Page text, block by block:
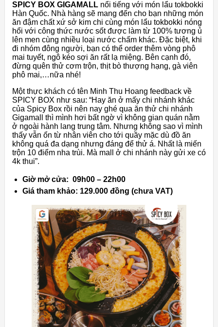
SPICY BOX GIGAMALL nổi tiếng với món lẩu tokbokki
Hàn Quốc. Nhà hàng sẽ mang đến cho bạn những món
ăn đậm chất xứ sở kim chi cùng món lẩu tokbokki nóng
hổi với công thức nước sốt được làm từ 100% tương ủ
lên men cùng nhiều loại nước chấm khác. Đặc biệt, khi
đi nhóm đông người, bạn có thể order thêm vòng phô
mai tuyết, ngô kéo sợi ăn rất lạ miệng. Bên cạnh đó,
đừng quên thử cơm trộn, thịt bò thượng hạng, gà viên
phô mai,…nữa nhé!
Một thực khách có tên Minh Thu Hoang feedback về
SPICY BOX như sau: “Hay ăn ở mấy chi nhánh khác
của Spicy Box rồi nên nay ghé qua ăn thử chi nhánh
Gigamall thì mình hơi bất ngờ vì không gian quán nằm
ở ngoài hành lang trung tâm. Nhưng không sao vì mình
thấy vẫn ổn từ nhân viên cho tới quầy mặc dù đồ ăn
không quá đa dạng nhưng đáng để thử á. Nhất là miến
trộn 10 điểm nha trùi. Mà mall ở chi nhánh này gửi xe có
4k thui”.
Giờ mở cửa: 09h00 – 22h00
Giá tham khảo: 129.000 đồng (chưa VAT)